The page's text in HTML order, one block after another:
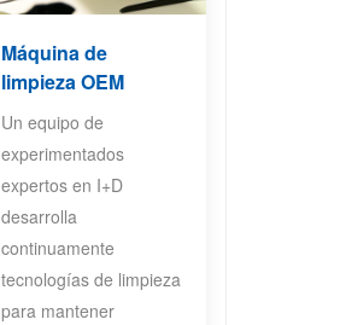
Máquina de
limpieza OEM
Un equipo de
experimentados
expertos en I+D
desarrolla
continuamente
tecnologías de limpieza
para mantener